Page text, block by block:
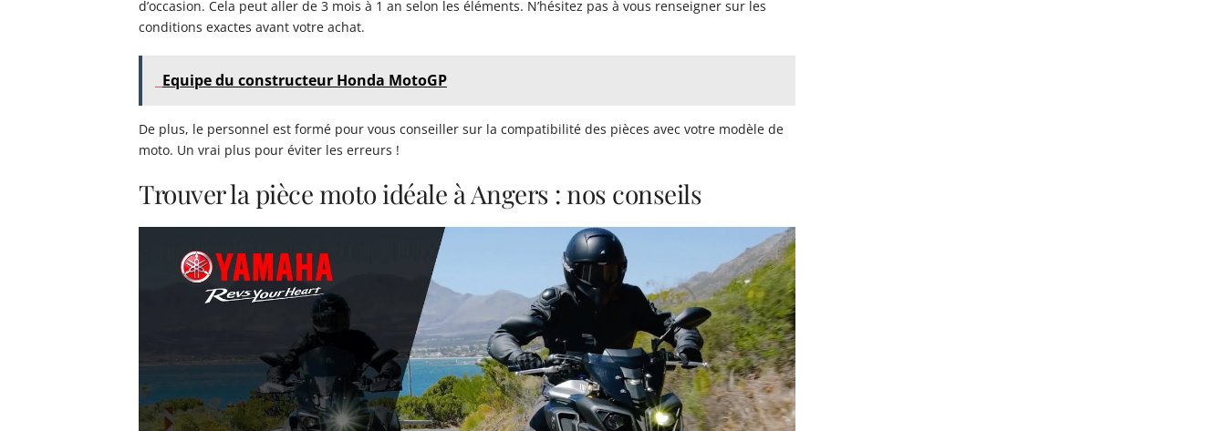
d’occasion. Cela peut aller de 3 mois à 1 an selon les éléments. N’hésitez pas à vous renseigner sur les
conditions exactes avant votre achat.
Equipe du constructeur Honda MotoGP
De plus, le personnel est formé pour vous conseiller sur la compatibilité des pièces avec votre modèle de
moto. Un vrai plus pour éviter les erreurs !
Trouver la pièce moto idéale à Angers : nos conseils